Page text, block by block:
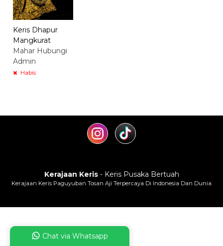
Keris Dhapur
Mangkurat
Mahar Hubungi
Admin
Habis
Kerajaan Keris- Keris Pusaka Bertuah
Kerajaan Keris Paguyuban Tosan Aji Terpercaya Di Indonesia Dan Dunia
Chat via Whatsapp